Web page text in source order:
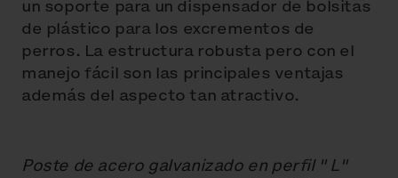
un soporte para un dispensador de bolsitas
de plástico para los excrementos de
perros. La estructura robusta pero con el
manejo fácil son las principales ventajas
además del aspecto tan atractivo.
Poste de acero galvanizado en perfil " L"